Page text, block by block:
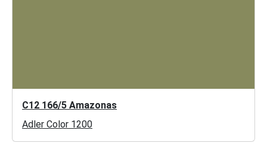
C12 166/5 Amazonas
Adler Color 1200